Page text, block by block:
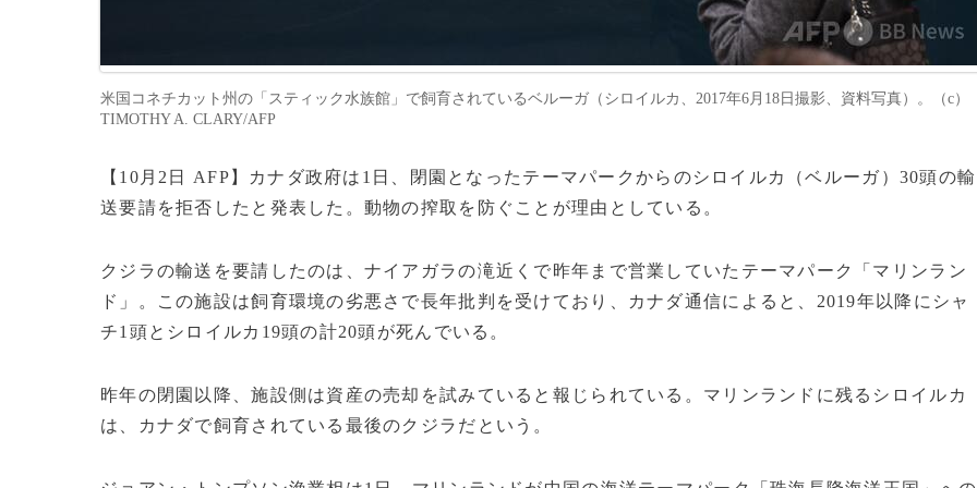
米国コネチカット州の「スティック水族館」で飼育されているベルーガ（シロイルカ、2017年6月18日撮影、資料写真）。（c）
TIMOTHY A. CLARY/AFP
【10月2日 AFP】カナダ政府は1日、閉園となったテーマパークからのシロイルカ（ベルーガ）30頭の輸
送要請を拒否したと発表した。動物の搾取を防ぐことが理由としている。
クジラの輸送を要請したのは、ナイアガラの滝近くで昨年まで営業していたテーマパーク「マリンラン
ド」。この施設は飼育環境の劣悪さで長年批判を受けており、カナダ通信によると、2019年以降にシャ
チ1頭とシロイルカ19頭の計20頭が死んでいる。
昨年の閉園以降、施設側は資産の売却を試みていると報じられている。マリンランドに残るシロイルカ
は、カナダで飼育されている最後のクジラだという。